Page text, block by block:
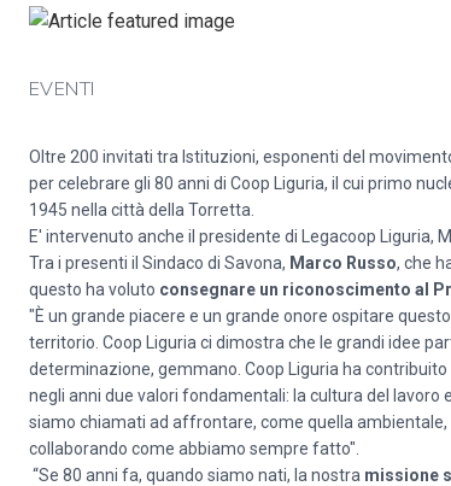
EVENTI
Oltre 200 invitati tra Istituzioni, esponenti del
per celebrare gli 80 anni di Coop Liguria, il cui primo
1945 nella città della Torretta.
E' intervenuto anche il presidente di Legacoop Liguria,
Tra i presenti il Sindaco di Savona, Marco Russo, che
questo ha voluto consegnare un riconoscimento al
"È un grande piacere e un grande onore ospitare
territorio. Coop Liguria ci dimostra che le grandi idee
determinazione, gemmano. Coop Liguria ha
negli anni due valori fondamentali: la cultura del
siamo chiamati ad affrontare, come quella
collaborando come abbiamo sempre fatto".
“Se 80 anni fa, quando siamo nati, la nostra missione